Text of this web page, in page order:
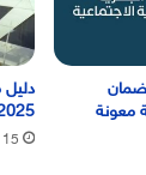
وقيمة معونة
15 مارس, 2025